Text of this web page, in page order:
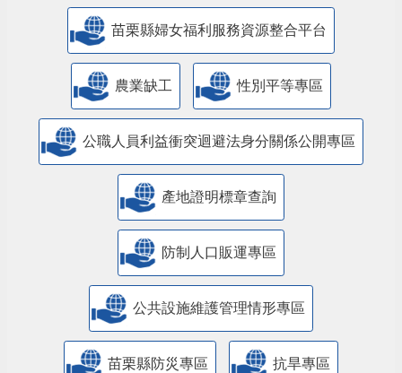
苗栗縣婦女福利服務資源整合平台
農業缺工 性別平等專區
公職人員利益衝突迴避法身分關係公開專區
產地證明標章查詢
防制人口販運專區
​公共設施維護管理情形專區
苗栗縣防災專區 抗旱專區